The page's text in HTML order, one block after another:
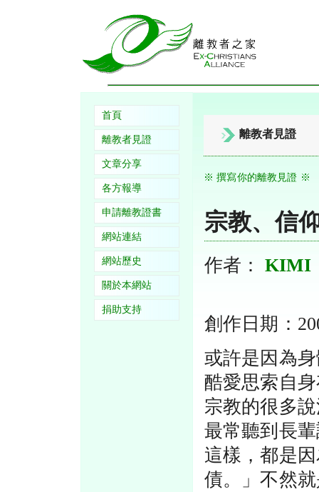
首頁
離教者見證
文章分享
各方報導
申請離教證書
網站連結
網站歷史
關於本網站
捐助支持
離教者見證
※ 撰寫你的離教見證 ※
宗教、信
作者： KIMI
創作日期：
或許是因為
酷愛思索自
宗教的很多
最常聽到長
這樣，都是
債。」不然